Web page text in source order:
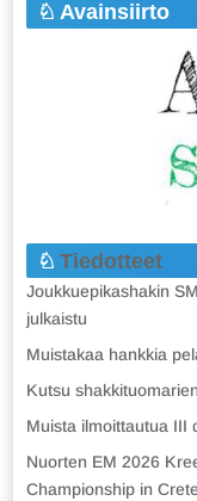
Avainsiirto
Tiedotteet
Joukkuepikashakin
julkaistu
Muistakaa hankkia
Kutsu
Muista ilmoittautua III
Nuorten EM 2026
Championship in Crete